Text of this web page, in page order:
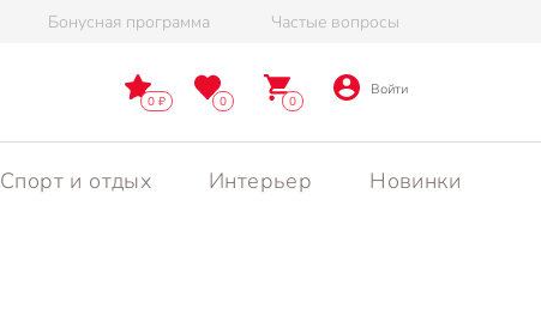
Бонусная программа Частые вопросы
0 0 0
Войти
Спорт и отдых Интерьер Новинки